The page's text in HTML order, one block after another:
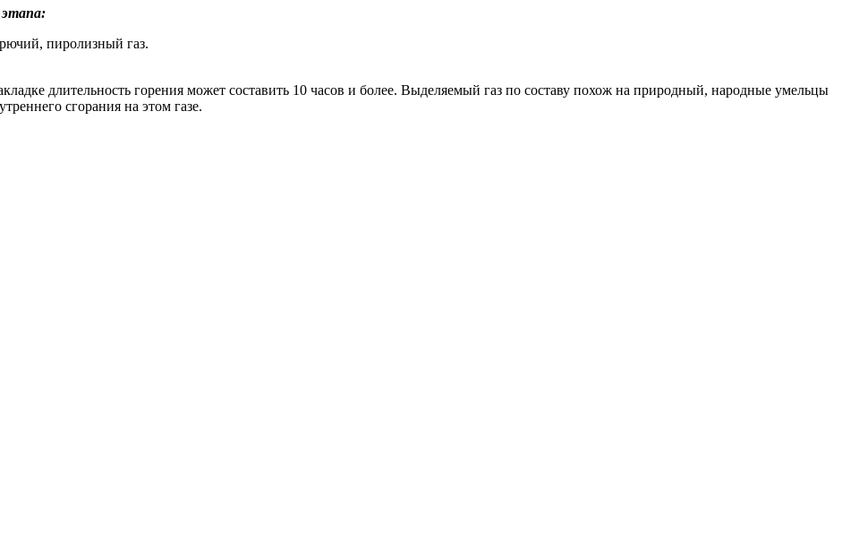
этапа:
пиролизный газ.
длительность горения может составить 10 часов и более. Выделяемый газ по составу похож на природный, народные умельцы
сгорания на этом газе.